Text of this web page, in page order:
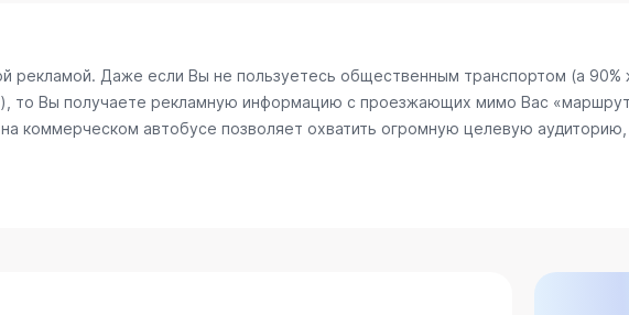
рекламой. Даже если Вы не пользуетесь общественным транспортом (а
то Вы получаете рекламную информацию с проезжающих мимо Вас
коммерческом автобусе позволяет охватить огромную целевую